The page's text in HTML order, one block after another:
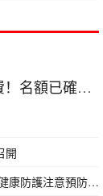
減免仍在繼續
開
注意預防熱射病！